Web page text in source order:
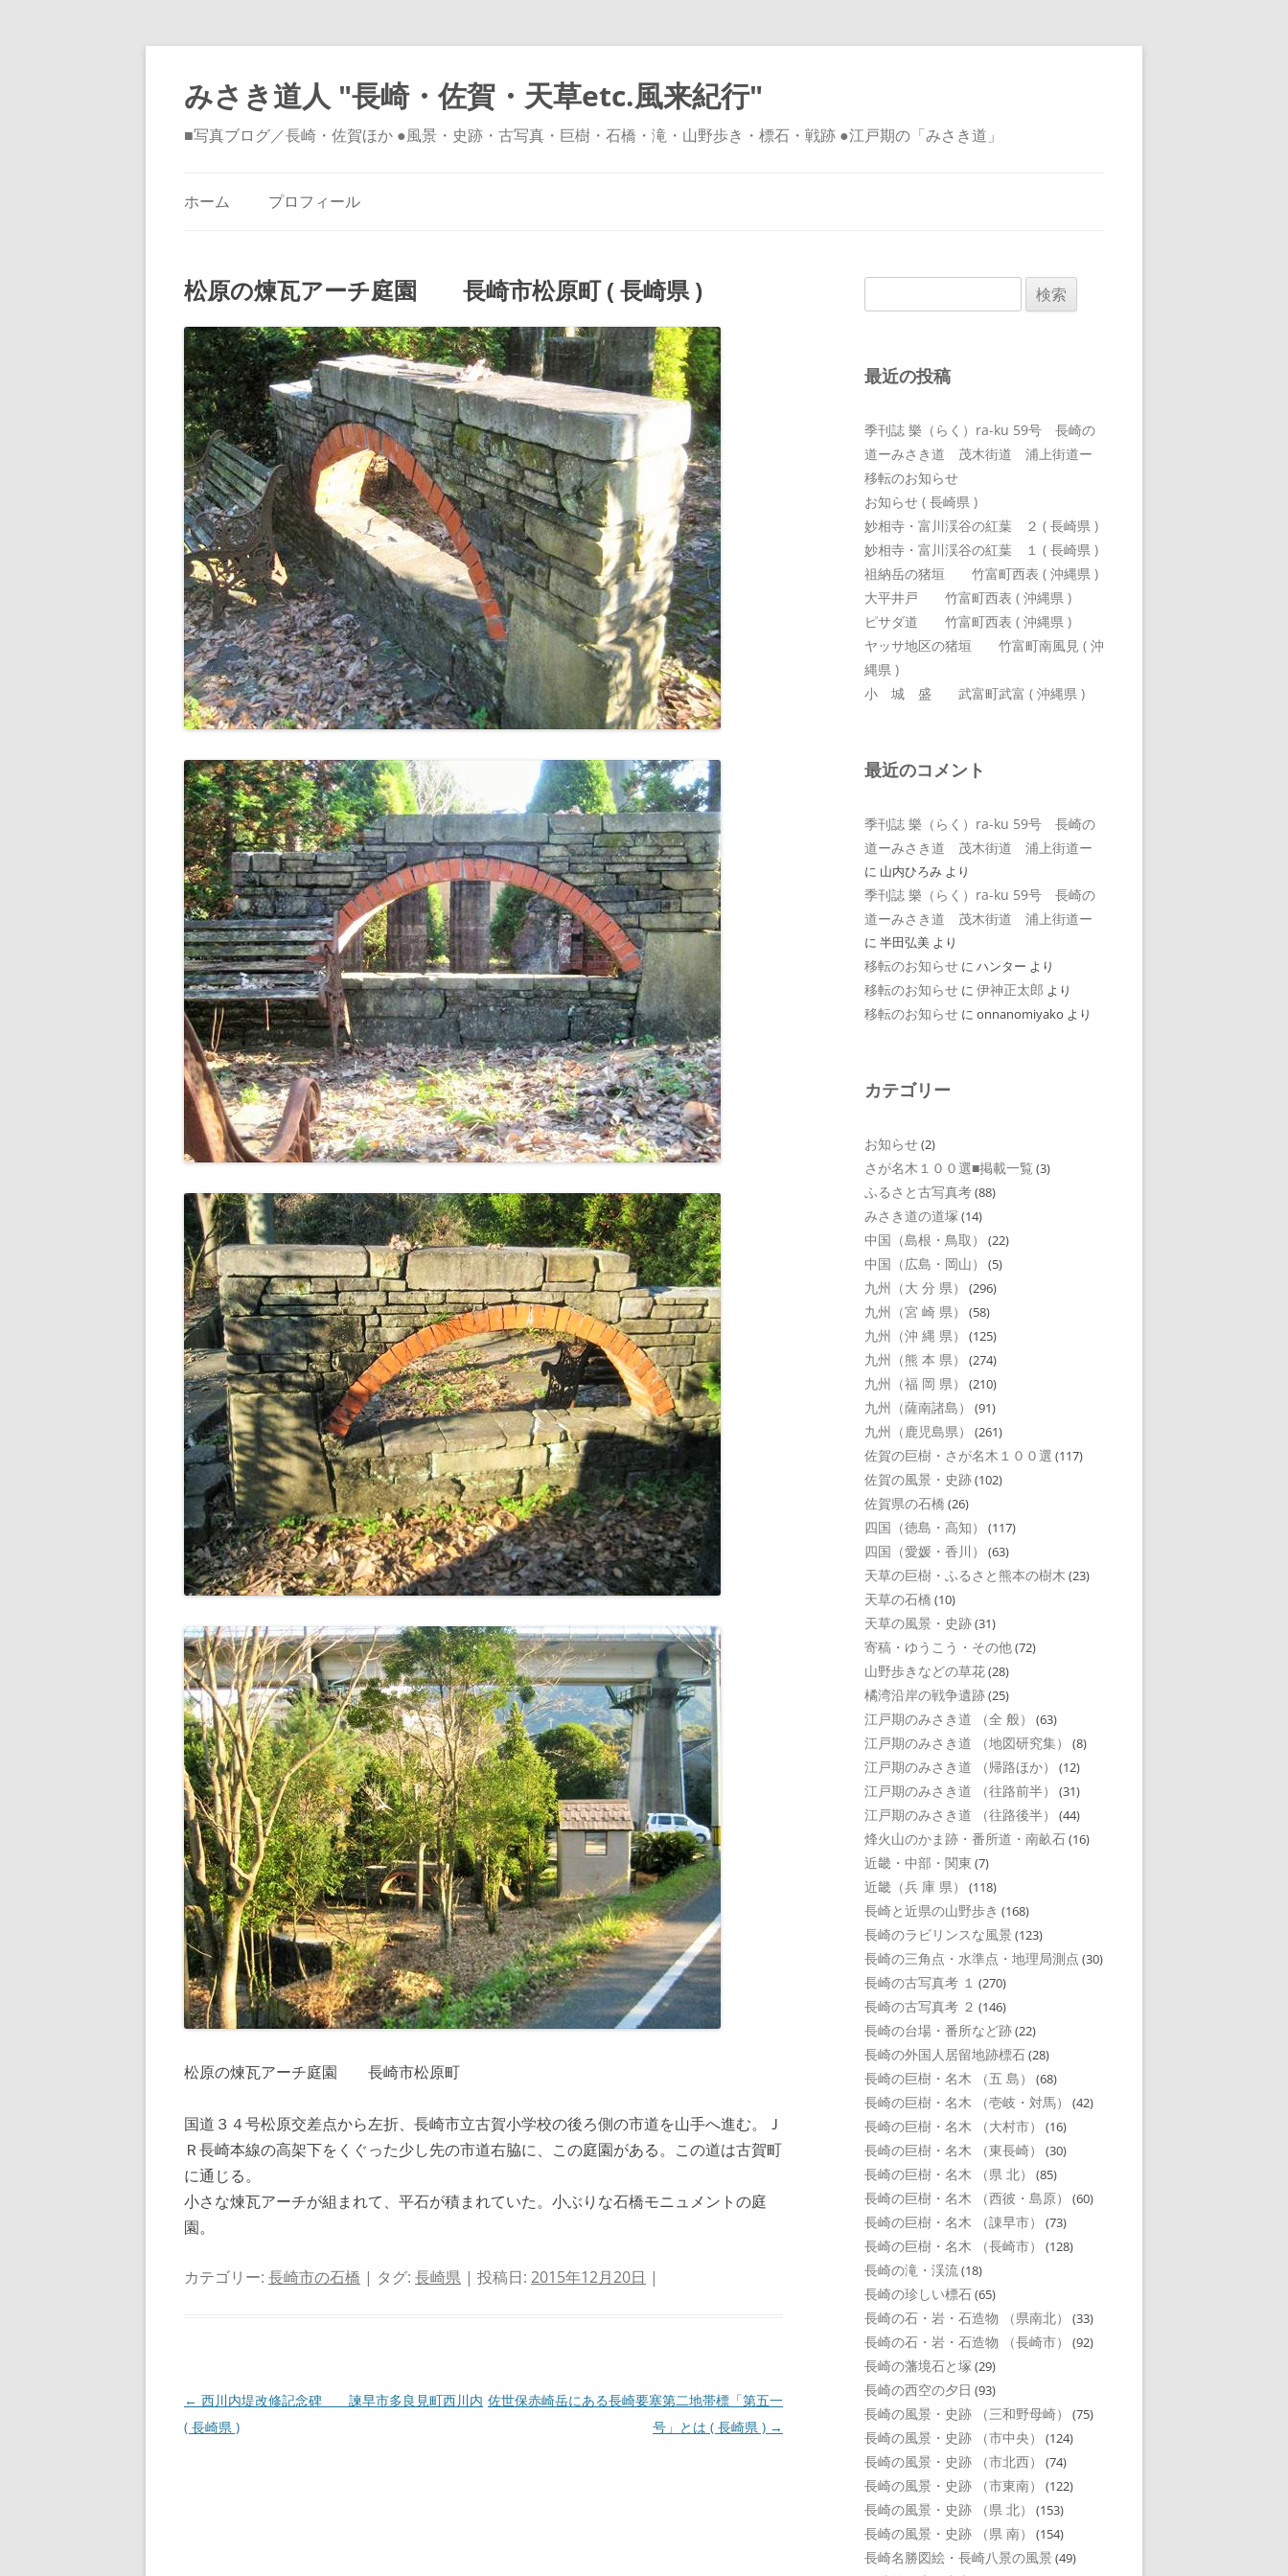
みさき道人 "長崎・佐賀・天草etc.風来紀行"
■写真ブログ／長崎・佐賀ほか ●風景・史跡・古写真・巨樹・石橋・滝・山野歩き・標石・戦跡 ●江戸期の「みさき道」
ッ
プ
ホーム プロフィール
松原の煉瓦アーチ庭園 長崎市松原町 ( 長崎県 )
松原の煉瓦アーチ庭園 長崎市松原町
国道３４号松原交差点から左折、長崎市立古賀小学校の後ろ側の市道を山手へ進む。Ｊ
Ｒ長崎本線の高架下をくぐった少し先の市道右脇に、この庭園がある。この道は古賀町
に通じる。
小さな煉瓦アーチが組まれて、平石が積まれていた。小ぶりな石橋モニュメントの庭
園。
カテゴリー: 長崎市の石橋 | タグ: 長崎県 | 投稿日: 2015年12月20日 |
投
稿
← 西川内堤改修記念碑 諫早市多良見町西川内
( 長崎県 )
佐世保赤崎岳にある長崎要塞第二地帯標「第五一
号」とは ( 長崎県 ) →
索:
最近の投稿
季刊誌 樂（らく）ra-ku 59号 長崎の
道ーみさき道 茂木街道 浦上街道ー
移転のお知らせ
お知らせ ( 長崎県 )
妙相寺・富川渓谷の紅葉 ２ ( 長崎県 )
妙相寺・富川渓谷の紅葉 １ ( 長崎県 )
祖納岳の猪垣 竹富町西表 ( 沖縄県 )
大平井戸 竹富町西表 ( 沖縄県 )
ピサダ道 竹富町西表 ( 沖縄県 )
ヤッサ地区の猪垣 竹富町南風見 ( 沖
縄県 )
小 城 盛 武富町武富 ( 沖縄県 )
最近のコメント
季刊誌 樂（らく）ra-ku 59号 長崎の
道ーみさき道 茂木街道 浦上街道ー
に 山内ひろみ より
季刊誌 樂（らく）ra-ku 59号 長崎の
道ーみさき道 茂木街道 浦上街道ー
に 半田弘美 より
移転のお知らせ に ハンター より
移転のお知らせ に 伊神正太郎 より
移転のお知らせ に onnanomiyako より
カテゴリー
お知らせ(2)
さが名木１００選■掲載一覧 (3)
ふるさと古写真考(88)
みさき道の道塚 (14)
中国（島根・鳥取） (22)
中国（広島・岡山） (5)
九州（大 分 県） (296)
九州（宮 崎 県） (58)
九州（沖 縄 県） (125)
九州（熊 本 県） (274)
九州（福 岡 県） (210)
九州（薩南諸島） (91)
九州（鹿児島県） (261)
佐賀の巨樹・さが名木１００選 (117)
佐賀の風景・史跡(102)
佐賀県の石橋 (26)
四国（徳島・高知） (117)
四国（愛媛・香川） (63)
天草の巨樹・ふるさと熊本の樹木 (23)
天草の石橋 (10)
天草の風景・史跡(31)
寄稿・ゆうこう・その他(72)
山野歩きなどの草花(28)
橘湾沿岸の戦争遺跡(25)
江戸期のみさき道 （全 般） (63)
江戸期のみさき道 （地図研究集） (8)
江戸期のみさき道 （帰路ほか） (12)
江戸期のみさき道 （往路前半） (31)
江戸期のみさき道 （往路後半） (44)
烽火山のかま跡・番所道・南畝石(16)
近畿・中部・関東 (7)
近畿（兵 庫 県） (118)
長崎と近県の山野歩き (168)
長崎のラビリンスな風景 (123)
長崎の三角点・水準点・地理局測点 (30)
長崎の古写真考 １ (270)
長崎の古写真考 ２ (146)
長崎の台場・番所など跡(22)
長崎の外国人居留地跡標石(28)
長崎の巨樹・名木 （五 島） (68)
長崎の巨樹・名木 （壱岐・対馬） (42)
長崎の巨樹・名木 （大村市） (16)
長崎の巨樹・名木 （東長崎） (30)
長崎の巨樹・名木 （県 北） (85)
長崎の巨樹・名木 （西彼・島原） (60)
長崎の巨樹・名木 （諌早市） (73)
長崎の巨樹・名木 （長崎市） (128)
長崎の滝・渓流(18)
長崎の珍しい標石(65)
長崎の石・岩・石造物 （県南北） (33)
長崎の石・岩・石造物 （長崎市） (92)
長崎の藩境石と塚 (29)
長崎の西空の夕日 (93)
長崎の風景・史跡 （三和野母崎） (75)
長崎の風景・史跡 （市中央） (124)
長崎の風景・史跡 （市北西） (74)
長崎の風景・史跡 （市東南） (122)
長崎の風景・史跡 （県 北） (153)
長崎の風景・史跡 （県 南） (154)
長崎名勝図絵・長崎八景の風景 (49)